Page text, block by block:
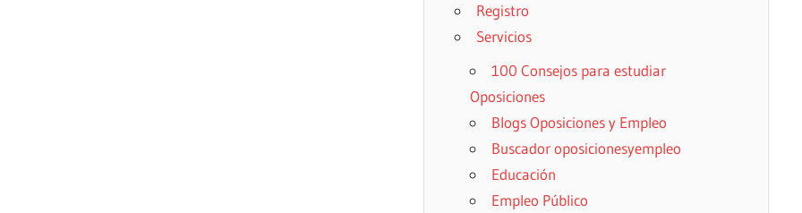
Registro
Servicios
100 Consejos para estudiar
Oposiciones
Blogs Oposiciones y Empleo
Buscador oposicionesyempleo
Educación
Empleo Público